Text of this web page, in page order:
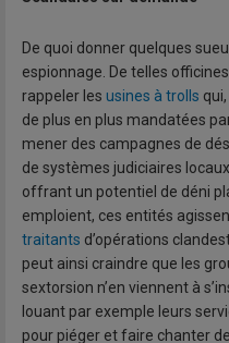
De quoi donner quelques
espionnage. De telles
rappeler les usines à trolls
de plus en plus mandatées
mener des campagnes de
de systèmes judiciaires
offrant un potentiel de déni
emploient, ces entités
traitants d’opérations
peut ainsi craindre que les
sextorsion n’en viennent à
louant par exemple leurs
pour piéger et faire chanter